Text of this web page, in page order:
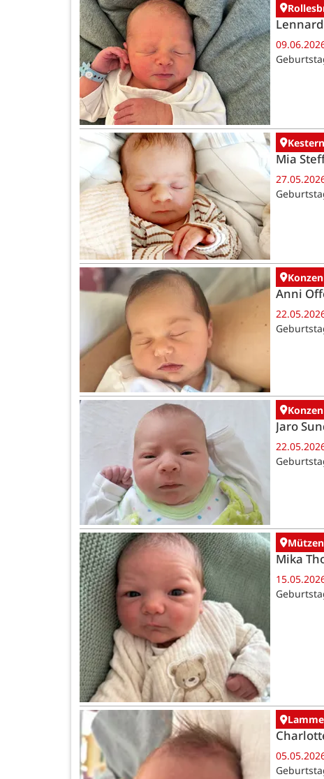
Mia
Konzen
Anni
Konzen
Jaro
Mika